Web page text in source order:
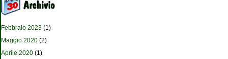
Febbraio 2023 (1)
Maggio 2020 (2)
Aprile 2020 (1)